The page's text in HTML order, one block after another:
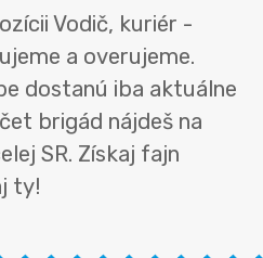
Vodič, kuriér -
a overujeme.
dostanú iba aktuálne
brigád nájdeš na
SR. Získaj fajn
ty!